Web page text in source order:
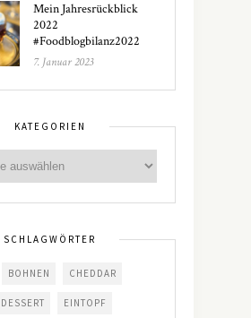
Mein Jahresrückblick
2022
#Foodblogbilanz2022
7. Januar 2023
KATEGORIEN
SCHLAGWÖRTER
BOHNEN CHEDDAR
DESSERT EINTOPF